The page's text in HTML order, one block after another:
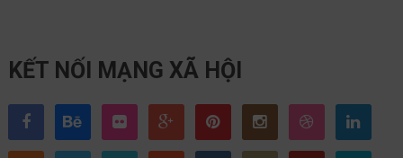
KẾT NỐI MẠNG XÃ HỘI